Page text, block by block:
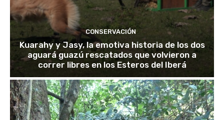
CONSERVACIÓN
Kuarahy y Jasy, la emotiva historia de los dos
aguará guazú rescatados que volvieron a
correr libres en los Esteros del Iberá